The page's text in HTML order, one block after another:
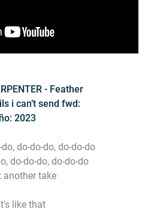
- Feather
i can’t send fwd:
2023
do-do-do, do-do-do
do-do-do, do-do-do
another take
like that